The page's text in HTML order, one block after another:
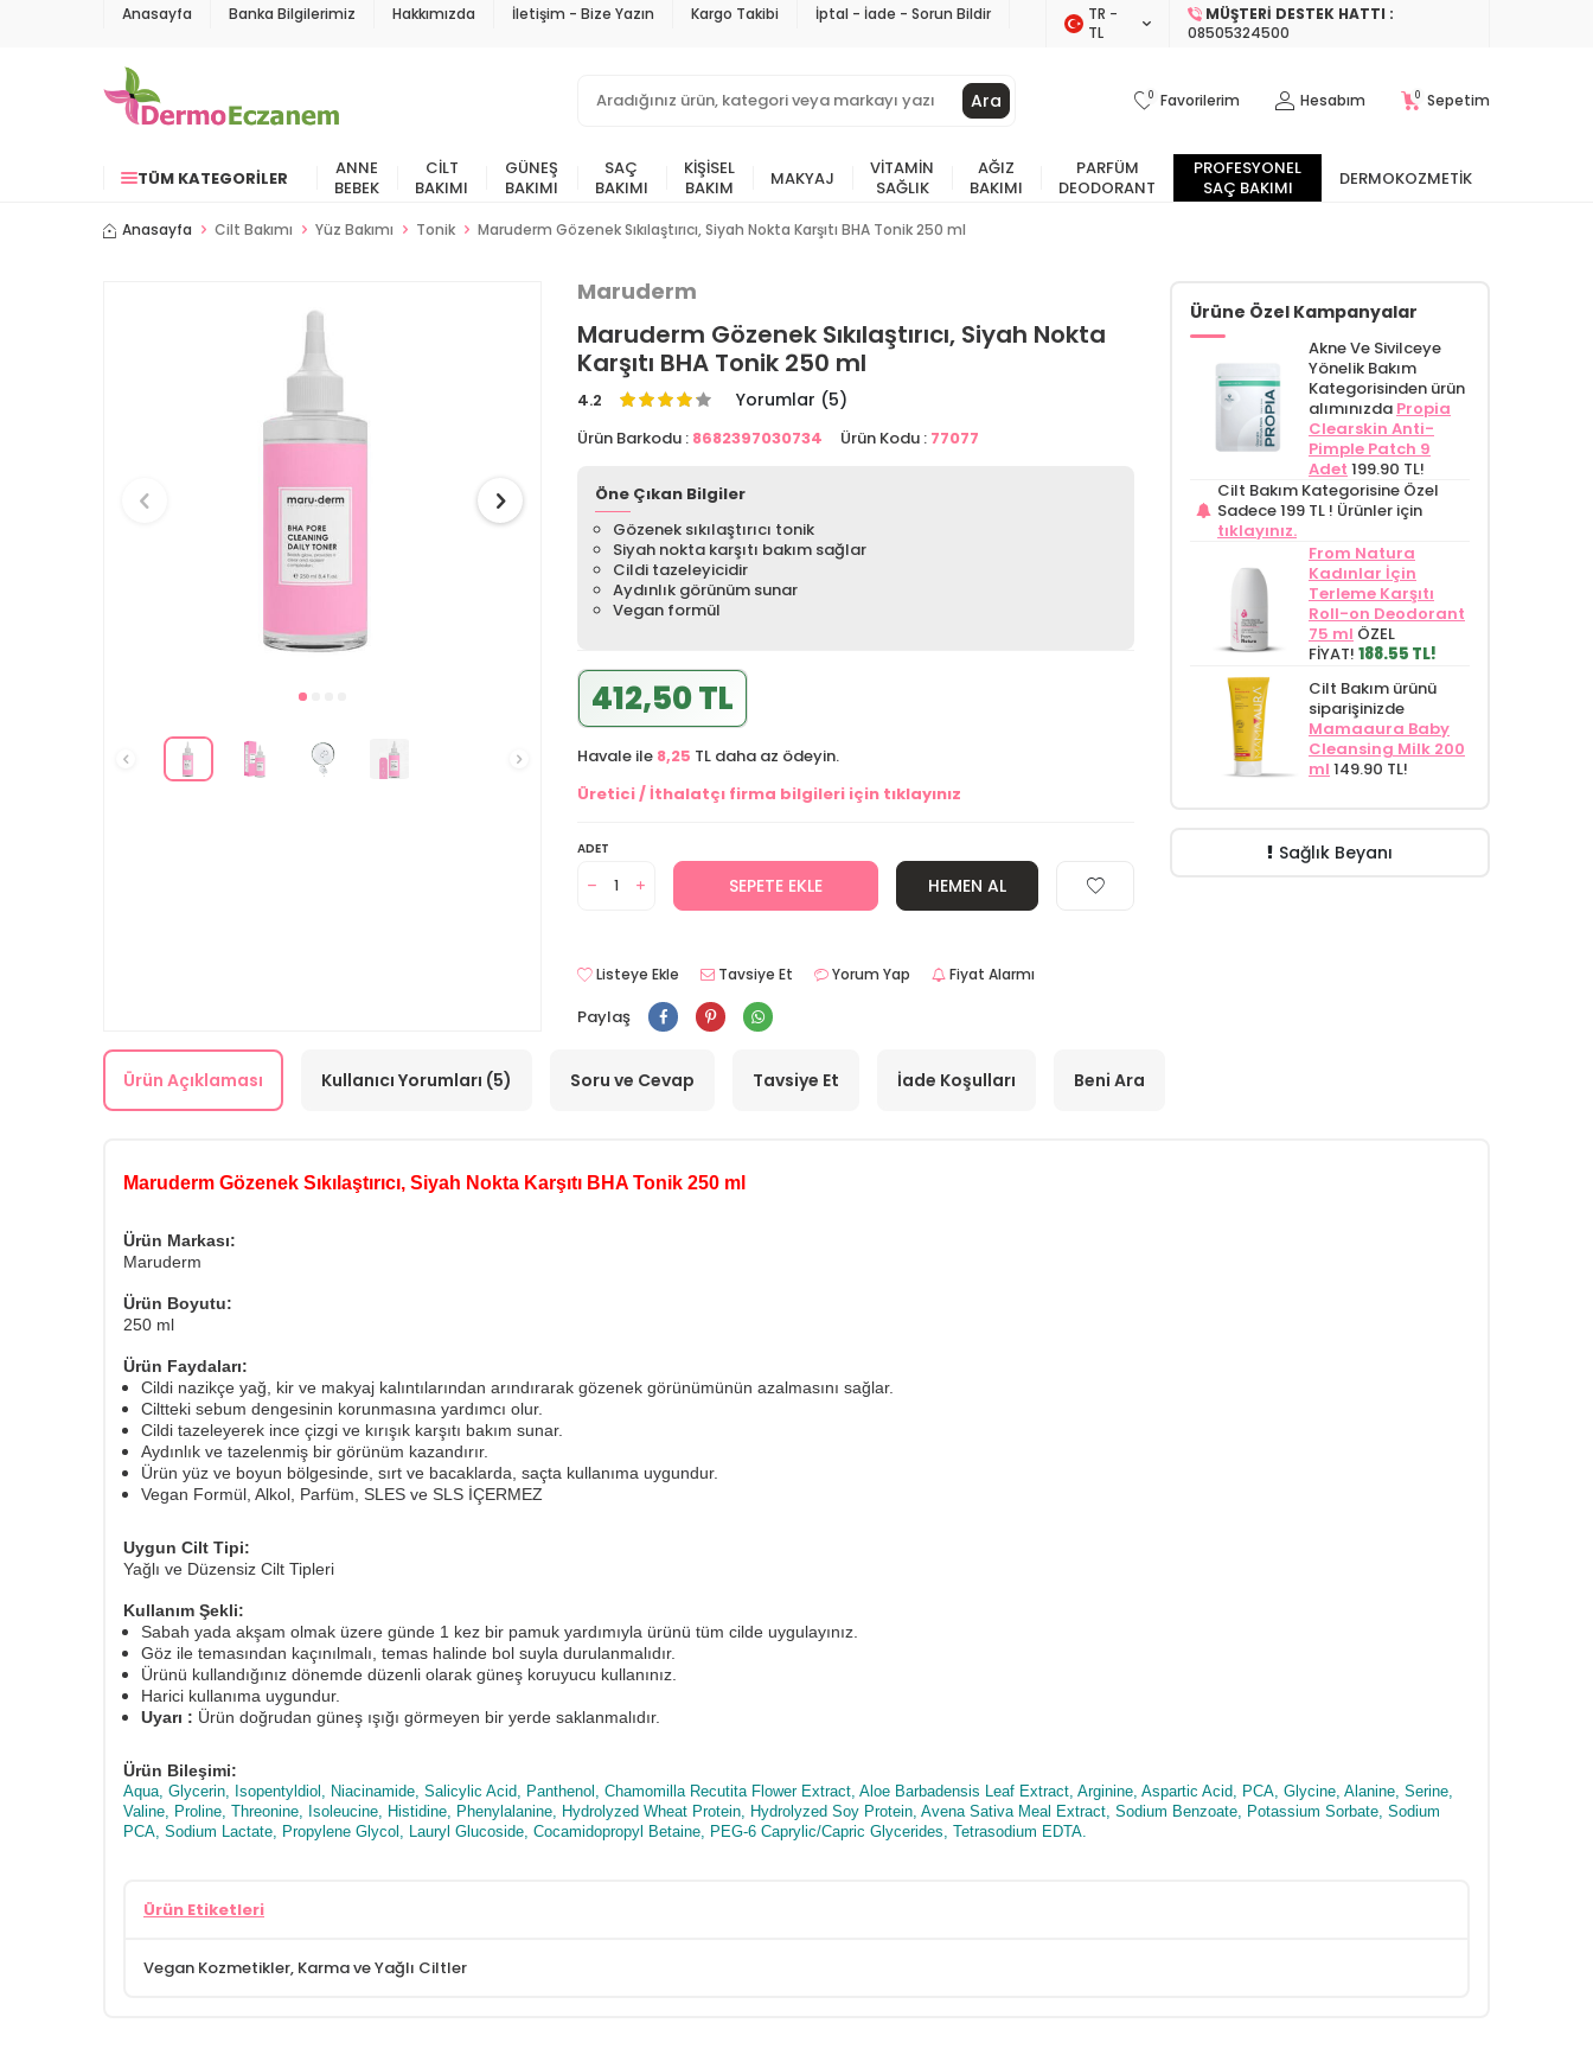
Anasayfa Banka Bilgilerimiz Hakkımızda İletişim - Bize Yazın Kargo Takibi İptal - İade - Sorun Bildir
TR −
TL
MÜŞTERI DESTEK HATTI :
08505324500
Ara 0 Favorilerim Hesabım 0 Sepetim
TÜM KATEGORILER
ANNE
BEBEK
CILT
BAKIMI
GÜNEŞ
BAKIMI
SAÇ
BAKIMI
KIŞISEL
BAKIM
MAKYAJ
VITAMIN
SAĞLIK
AĞIZ
BAKIMI
PARFÜM
DEODORANT
PROFESYONEL
SAÇ BAKIMI
DERMOKOZMETIK
Anasayfa Cilt Bakımı Yüz Bakımı Tonik Maruderm Gözenek Sıkılaştırıcı, Siyah Nokta Karşıtı BHA Tonik 250 ml
Maruderm
Maruderm Gözenek Sıkılaştırıcı, Siyah Nokta
Karşıtı BHA Tonik 250 ml
4.2 Yorumlar (5)
Ürün Barkodu : 8682397030734 Ürün Kodu : 77077
Öne Çıkan Bilgiler
Gözenek sıkılaştırıcı tonik
Siyah nokta karşıtı bakım sağlar
Cildi tazeleyicidir
Aydınlık görünüm sunar
Vegan formül
412,50 TL
Havale ile 8,25 TL daha az ödeyin.
Üretici / İthalatçı firma bilgileri için tıklayınız
ADET
SEPETE EKLE HEMEN AL
Listeye Ekle Tavsiye Et Yorum Yap Fiyat Alarmı
Paylaş
Ürüne Özel Kampanyalar
Akne Ve Sivilceye
Yönelik Bakım
Kategorisinden ürün
alımınızda Propia
Clearskin Anti-
Pimple Patch 9
Adet 199.90 TL!
Cilt Bakım Kategorisine Özel
Sadece 199 TL ! Ürünler için
tıklayınız.
From Natura
Kadınlar İçin
Terleme Karşıtı
Roll-on Deodorant
75 ml ÖZEL
FİYAT! 188.55 TL!
Cilt Bakım ürünü
siparişinizde
Mamaaura Baby
Cleansing Milk 200
ml 149.90 TL!
Sağlık Beyanı
Ürün Açıklaması Kullanıcı Yorumları (5) Soru ve Cevap Tavsiye Et İade Koşulları Beni Ara
Maruderm Gözenek Sıkılaştırıcı, Siyah Nokta Karşıtı BHA Tonik 250 ml
Ürün Markası:
Maruderm
Ürün Boyutu:
250 ml
Ürün Faydaları:
Cildi nazikçe yağ, kir ve makyaj kalıntılarından arındırarak gözenek görünümünün azalmasını sağlar.
Ciltteki sebum dengesinin korunmasına yardımcı olur.
Cildi tazeleyerek ince çizgi ve kırışık karşıtı bakım sunar.
Aydınlık ve tazelenmiş bir görünüm kazandırır.
Ürün yüz ve boyun bölgesinde, sırt ve bacaklarda, saçta kullanıma uygundur.
Vegan Formül, Alkol, Parfüm, SLES ve SLS İÇERMEZ
Uygun Cilt Tipi:
Yağlı ve Düzensiz Cilt Tipleri
Kullanım Şekli:
Sabah yada akşam olmak üzere günde 1 kez bir pamuk yardımıyla ürünü tüm cilde uygulayınız.
Göz ile temasından kaçınılmalı, temas halinde bol suyla durulanmalıdır.
Ürünü kullandığınız dönemde düzenli olarak güneş koruyucu kullanınız.
Harici kullanıma uygundur.
Uyarı : Ürün doğrudan güneş ışığı görmeyen bir yerde saklanmalıdır.
Ürün Bileşimi:
Aqua, Glycerin, Isopentyldiol, Niacinamide, Salicylic Acid, Panthenol, Chamomilla Recutita Flower Extract, Aloe Barbadensis Leaf Extract, Arginine, Aspartic Acid, PCA, Glycine, Alanine, Serine,
Valine, Proline, Threonine, Isoleucine, Histidine, Phenylalanine, Hydrolyzed Wheat Protein, Hydrolyzed Soy Protein, Avena Sativa Meal Extract, Sodium Benzoate, Potassium Sorbate, Sodium
PCA, Sodium Lactate, Propylene Glycol, Lauryl Glucoside, Cocamidopropyl Betaine, PEG-6 Caprylic/Capric Glycerides, Tetrasodium EDTA.
Ürün Etiketleri
Vegan Kozmetikler, Karma ve Yağlı Ciltler